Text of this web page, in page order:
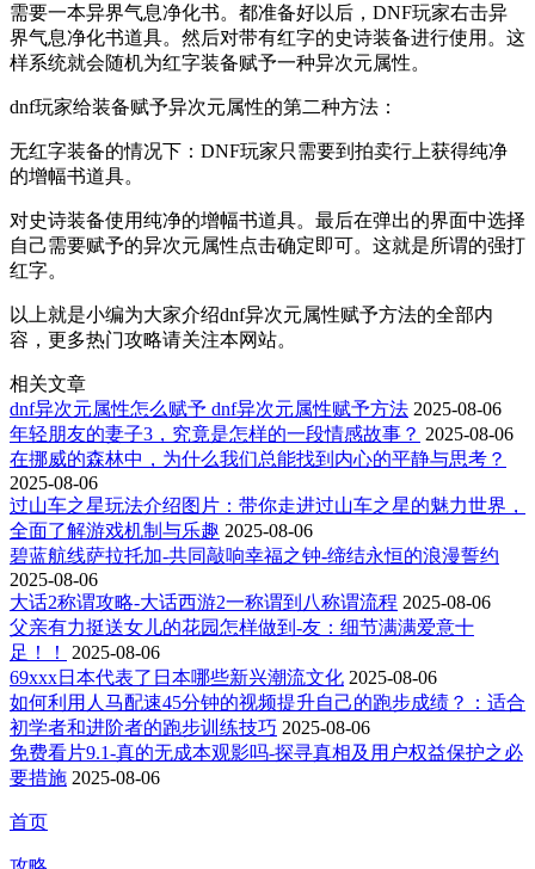
需要一本异界气息净化书。都准备好以后，DNF玩家右击异
界气息净化书道具。然后对带有红字的史诗装备进行使用。这
样系统就会随机为红字装备赋予一种异次元属性。
dnf玩家给装备赋予异次元属性的第二种方法：
无红字装备的情况下：DNF玩家只需要到拍卖行上获得纯净
的增幅书道具。
对史诗装备使用纯净的增幅书道具。最后在弹出的界面中选择
自己需要赋予的异次元属性点击确定即可。这就是所谓的强打
红字。
以上就是小编为大家介绍dnf异次元属性赋予方法的全部内
容，更多热门攻略请关注本网站。
相关文章
dnf异次元属性怎么赋予 dnf异次元属性赋予方法 2025-08-06
年轻朋友的妻子3，究竟是怎样的一段情感故事？ 2025-08-06
在挪威的森林中，为什么我们总能找到内心的平静与思考？
2025-08-06
过山车之星玩法介绍图片：带你走进过山车之星的魅力世界，
全面了解游戏机制与乐趣 2025-08-06
碧蓝航线萨拉托加-共同敲响幸福之钟-缔结永恒的浪漫誓约
2025-08-06
大话2称谓攻略-大话西游2一称谓到八称谓流程 2025-08-06
父亲有力挺送女儿的花园怎样做到-友：细节满满爱意十
足！！
2025-08-06
69xxx日本代表了日本哪些新兴潮流文化 2025-08-06
如何利用人马配速45分钟的视频提升自己的跑步成绩？：适合
初学者和进阶者的跑步训练技巧 2025-08-06
免费看片9.1-真的无成本观影吗-探寻真相及用户权益保护之必
要措施 2025-08-06
首页